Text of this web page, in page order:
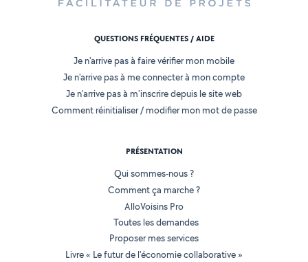
QUESTIONS FRÉQUENTES / AIDE
Je n'arrive pas à faire vérifier mon mobile
Je n'arrive pas à me connecter à mon compte
Je n'arrive pas à m'inscrire depuis le site web
Comment réinitialiser / modifier mon mot de passe
PRÉSENTATION
Qui sommes-nous ?
Comment ça marche ?
AlloVoisins Pro
Toutes les demandes
Proposer mes services
Livre « Le futur de l'économie collaborative »